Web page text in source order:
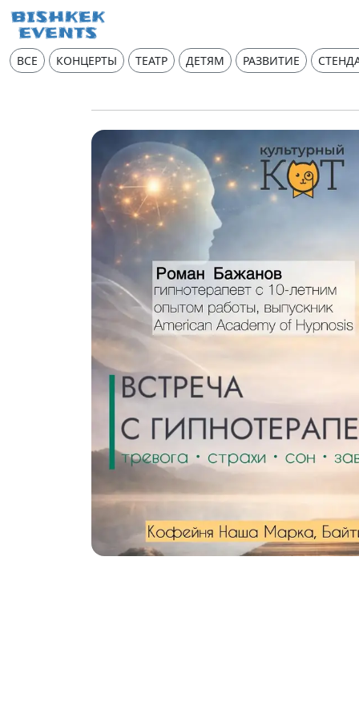
ВСЕ КОНЦЕРТЫ ТЕАТР ДЕТЯМ РАЗВИТИЕ